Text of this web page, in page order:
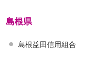
島根県
島根益田信用組合